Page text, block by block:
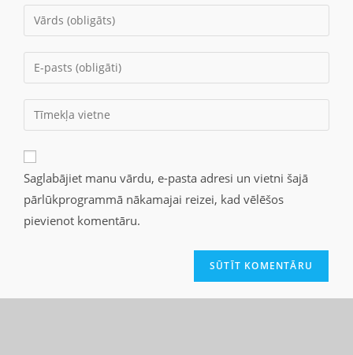
Saglabājiet manu vārdu, e-pasta adresi un vietni šajā
pārlūkprogrammā nākamajai reizei, kad vēlēšos
pievienot komentāru.